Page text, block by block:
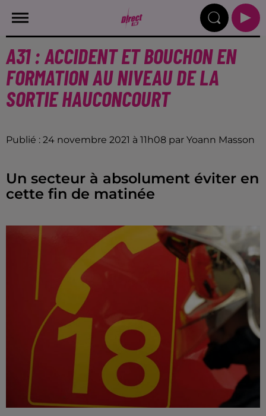
A31 : ACCIDENT ET BOUCHON EN
FORMATION AU NIVEAU DE LA
SORTIE HAUCONCOURT
Publié : 24 novembre 2021 à 11h08 par Yoann Masson
Un secteur à absolument éviter en
cette fin de matinée